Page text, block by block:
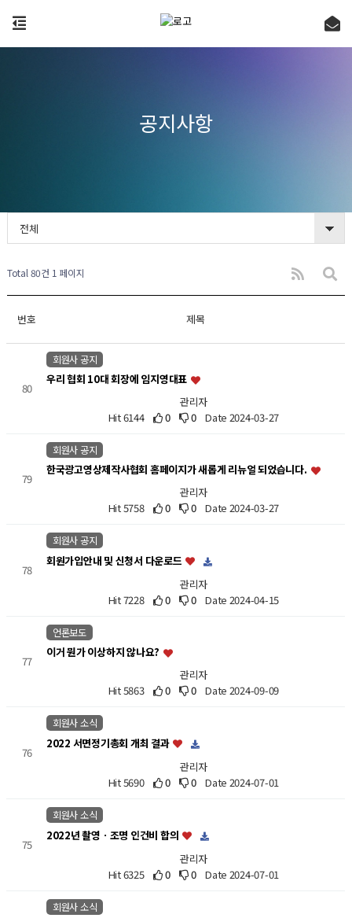
공지사항
전체
Total 80건 1 페이지
번호 제목
80
회원사 공지
우리 협회 10대 회장에 임지영대표
관리자
Hit 6144
0 0 Date 2024-03-27
79
회원사 공지
한국광고영상제작사협회 홈페이지가 새롭게 리뉴얼 되었습니다.
관리자
Hit 5758
0 0 Date 2024-03-27
78
회원사 공지
회원가입안내 및 신청서 다운로드
관리자
Hit 7228
0 0 Date 2024-04-15
77
언론보도
이거 뭔가 이상하지 않나요?
관리자
Hit 5863
0 0 Date 2024-09-09
76
회원사 소식
2022 서면정기총회 개최 결과
관리자
Hit 5690
0 0 Date 2024-07-01
75
회원사 소식
2022년 촬영ㆍ조명 인건비 합의
관리자
Hit 6325
0 0 Date 2024-07-01
회원사 소식